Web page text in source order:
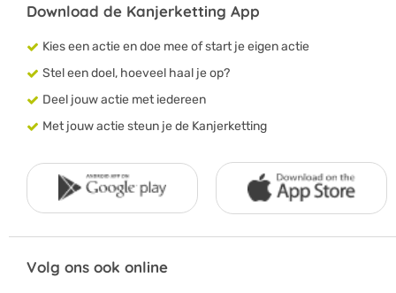
Download de Kanjerketting App
Kies een actie en doe mee of start je eigen actie
Stel een doel, hoeveel haal je op?
Deel jouw actie met iedereen
Met jouw actie steun je de Kanjerketting
Volg ons ook online